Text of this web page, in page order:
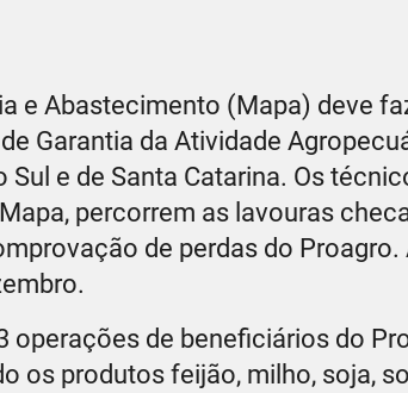
e Abastecimento (Mapa) deve
Garantia da Atividade
Sul e de Santa Catarina. Os
percorrem as lavouras
de perdas do
de beneficiários do
os produtos feijão, milho, soja,